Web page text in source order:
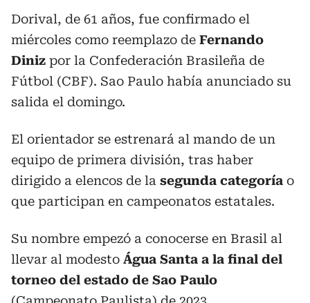
Dorival, de 61 años, fue confirmado el
miércoles como reemplazo de Fernando
Diniz por la Confederación Brasileña de
Fútbol (CBF). Sao Paulo había anunciado su
salida el domingo.
El orientador se estrenará al mando de un
equipo de primera división, tras haber
dirigido a elencos de la segunda categoría o
que participan en campeonatos estatales.
Su nombre empezó a conocerse en Brasil al
llevar al modesto Água Santa a la final del
torneo del estado de Sao Paulo